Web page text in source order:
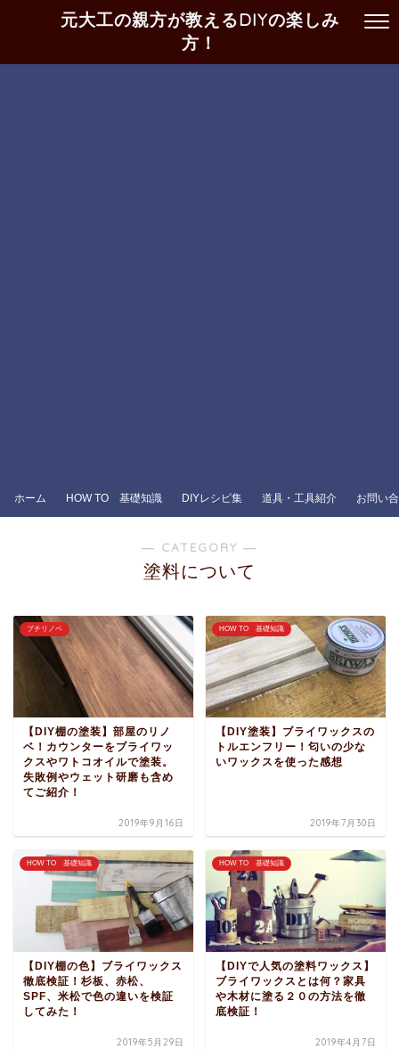
元大工の親方が教えるDIYの楽しみ
方！
ホーム HOW TO 基礎知識 DIYレシピ集 道具・工具紹介 お問い
― CATEGORY ―
塗料について
プチリノベ
【DIY棚の塗装】部屋のリノ
ベ！カウンターをブライワッ
クスやワトコオイルで塗装。
失敗例やウェット研磨も含め
てご紹介！
2019年9月16日
HOW TO 基礎知識
【DIY塗装】ブライワックスの
トルエンフリー！匂いの少な
いワックスを使った感想
2019年7月30日
HOW TO 基礎知識
【DIY棚の色】ブライワックス
徹底検証！杉板、赤松、
SPF、米松で色の違いを検証
してみた！
2019年5月29日
HOW TO 基礎知識
【DIYで人気の塗料ワックス】
ブライワックスとは何？家具
や木材に塗る２０の方法を徹
底検証！
2019年4月7日